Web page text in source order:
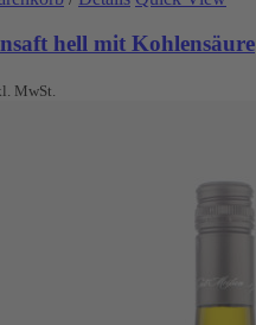
hell mit Kohlensäure
MwSt.